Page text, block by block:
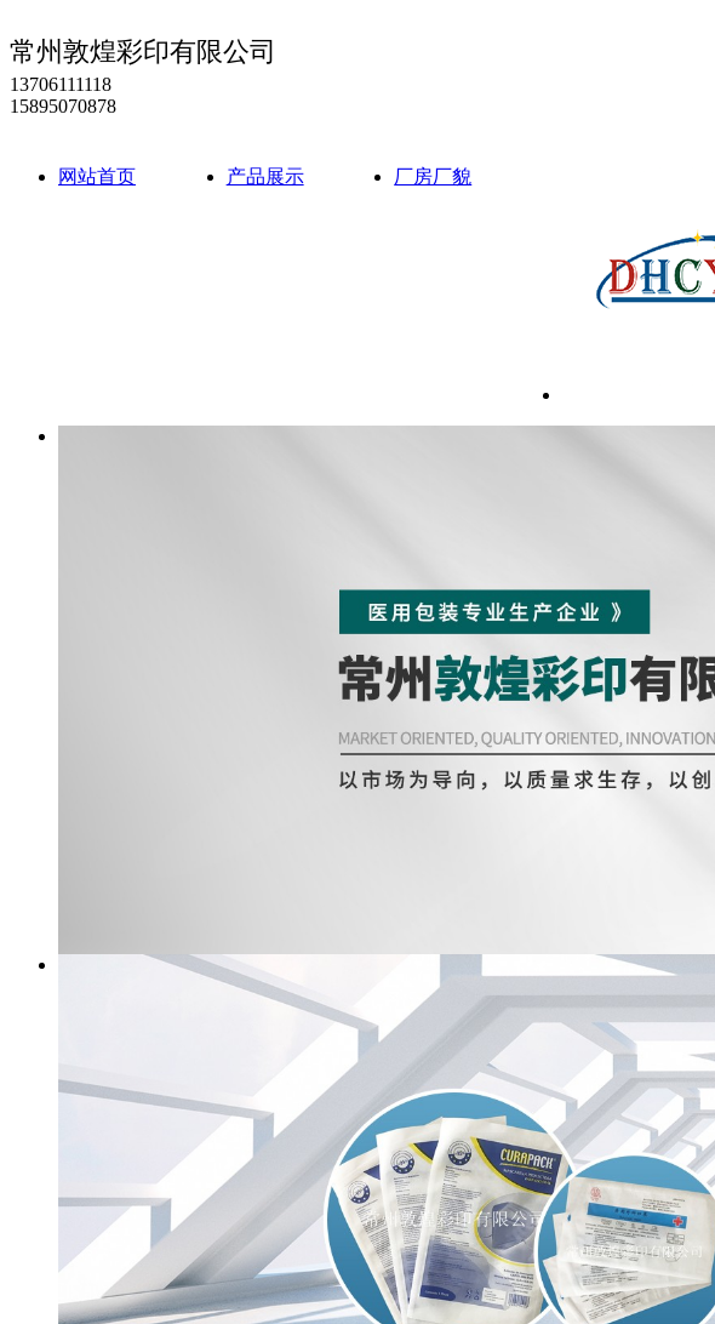
常州敦煌彩印有限公司
13706111118
15895070878
网站首页 产品展示 厂房厂貌